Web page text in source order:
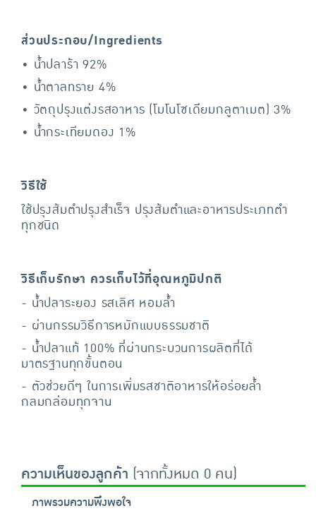
ส่วนประกอบ/Ingredients
• น้ำปลาร้า 92%
• น้ำตาลทราย 4%
• วัตถุปรุงแต่งรสอาหาร (โมโนโซเดียมกลูตาเมต) 3%
• น้ำกระเทียมดอง 1%
วิธีใช้
ใช้ปรุงส้มตำปรุงสำเร็จ ปรุงส้มตำและอาหารประเภทตำ
ทุกชนิด
วิธีเก็บรักษา ควรเก็บไว้ที่อุณหภูมิปกติ
- น้ำปลาระยอง รสเลิศ หอมล้ำ
- ผ่านกรรมวิธีการหมักแบบธรรมชาติ
- น้ำปลาแท้ 100% ที่ผ่านกระบวนการผลิตที่ได้
มาตรฐานทุกขั้นตอน
- ตัวช่วยดีๆ ในการเพิ่มรสชาติอาหารให้อร่อยล้ำ
กลมกล่อมทุกจาน
ความเห็นของลูกค้า (จากทั้งหมด 0 คน)
ภาพรวมความพึงพอใจ